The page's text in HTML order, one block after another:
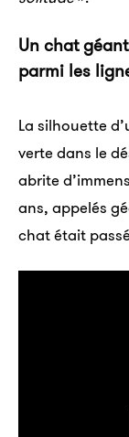
Un chat
parmi les
La silhouette
verte dans le
abrite
ans, appe­lés
chat était